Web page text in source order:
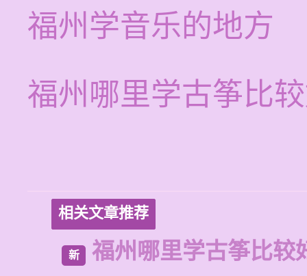
福州学音乐的地方
福州哪里学古筝比
相关文章推荐
新 福州哪里学古筝比较